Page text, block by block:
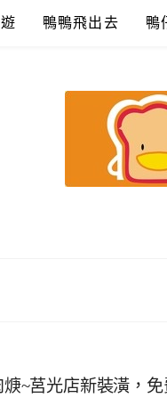
鴨鴨飛出去 鴨
~莒光店新裝潢，